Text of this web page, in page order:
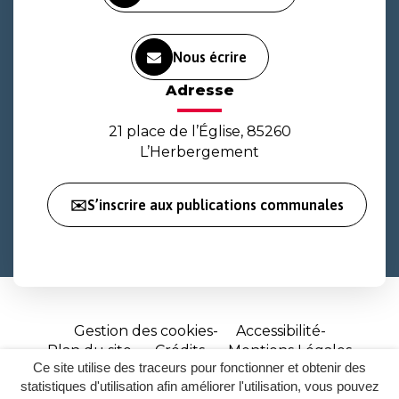
Ce site utilise des traceurs pour fonctionner et obtenir des
statistiques d'utilisation afin améliorer l'utilisation, vous pouvez
Nous écrire
Adresse
21 place de l’Église, 85260
L’Herbergement
✉️S’inscrire aux publications communales
Gestion des cookies
Accessibilité
Plan du site
Crédits
Mentions Légales
Site